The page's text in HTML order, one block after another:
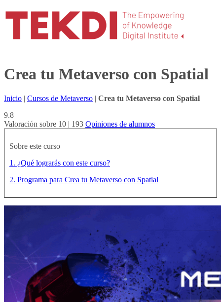
Crea tu Metaverso con Spatial
Inicio | Cursos de Metaverso | Crea tu Metaverso con Spatial
9.8
Valoración sobre 10 | 193 Opiniones de alumnos
Sobre este curso
1. ¿Qué lograrás con este curso?
2. Programa para Crea tu Metaverso con Spatial